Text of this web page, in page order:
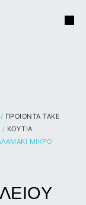
/ ΠΡΟΙΟΝΤΑ TAKE
/ ΚΟΥΤΙΑ
ΜΙΚΡΟ